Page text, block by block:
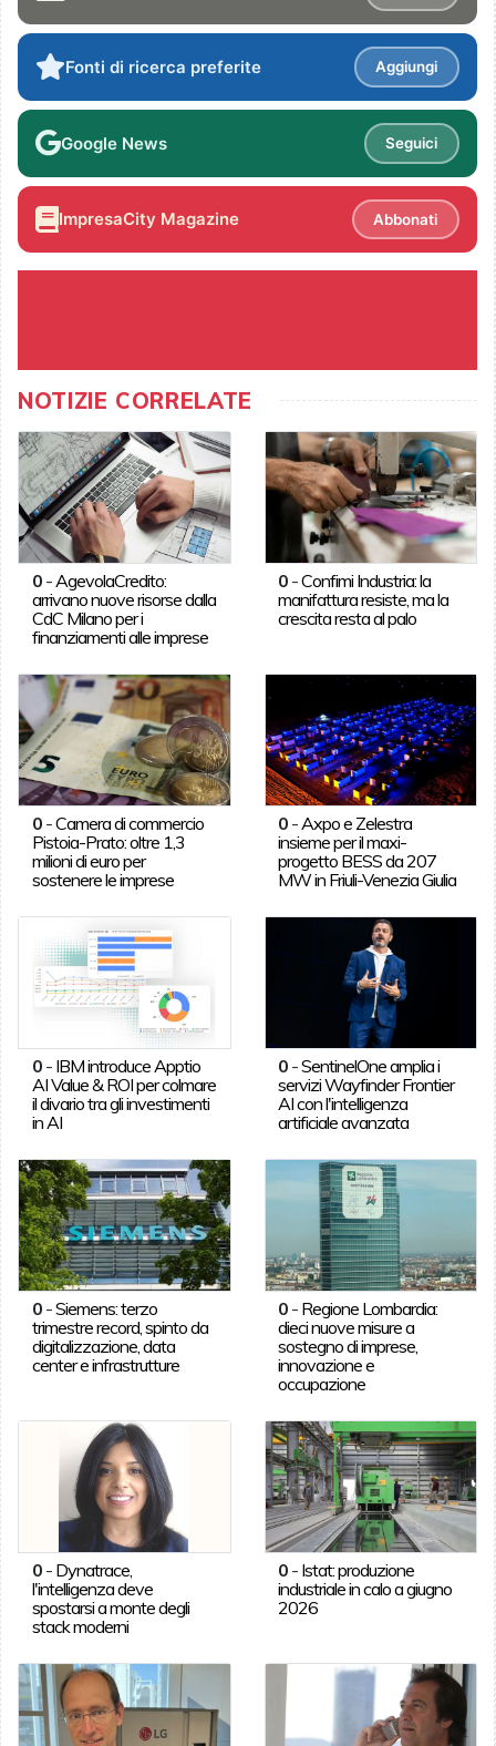
Fonti di ricerca preferite Aggiungi
Google News Seguici
ImpresaCity Magazine Abbonati
NOTIZIE CORRELATE
0- AgevolaCredito:
arrivano nuove risorse dalla
CdC Milano per i
finanziamenti alle imprese
0 -Confimi Industria: la
manifattura resiste, ma la
crescita resta al palo
0-Camera di commercio
Pistoia-Prato: oltre 1,3
milioni di euro per
sostenere le imprese
0 - Axpo e Zelestra
insieme per il maxi-
progetto BESS da 207
MW in Friuli-Venezia Giulia
0- IBM introduce Apptio
AI Value & ROI per colmare
il divario tra gli investimenti
in AI
0 -SentinelOne amplia i
servizi Wayfinder Frontier
AI con l'intelligenza
artificiale avanzata
0-Siemens: terzo
trimestre record, spinto da
digitalizzazione, data
center e infrastrutture
0 - Regione Lombardia:
dieci nuove misure a
sostegno di imprese,
innovazione e
occupazione
0- Dynatrace,
l'intelligenza deve
spostarsi a monte degli
stack moderni
0 - Istat: produzione
industriale in calo a giugno
2026